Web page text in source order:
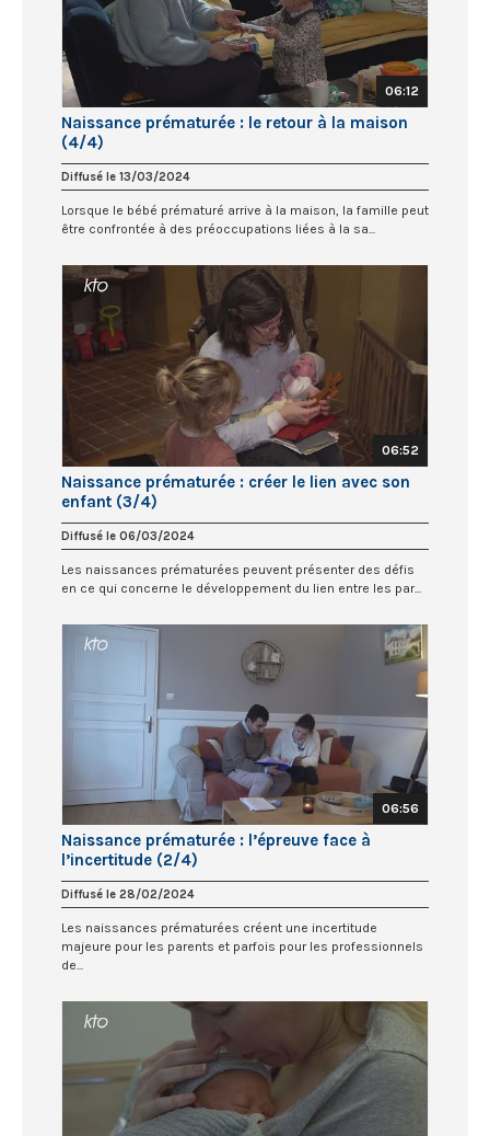
06:12
Naissance prématurée : le retour à la maison
(4/4)
Diffusé le 13/03/2024
Lorsque le bébé prématuré arrive à la maison, la famille peut
être confrontée à des préoccupations liées à la sa...
06:52
Naissance prématurée : créer le lien avec son
enfant (3/4)
Diffusé le 06/03/2024
Les naissances prématurées peuvent présenter des défis
en ce qui concerne le développement du lien entre les par...
06:56
Naissance prématurée : l’épreuve face à
l’incertitude (2/4)
Diffusé le 28/02/2024
Les naissances prématurées créent une incertitude
majeure pour les parents et parfois pour les professionnels
de...